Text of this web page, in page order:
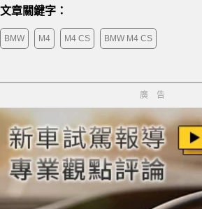
文章關鍵字：
BMW M4 M4 CS BMW M4 CS
廣告